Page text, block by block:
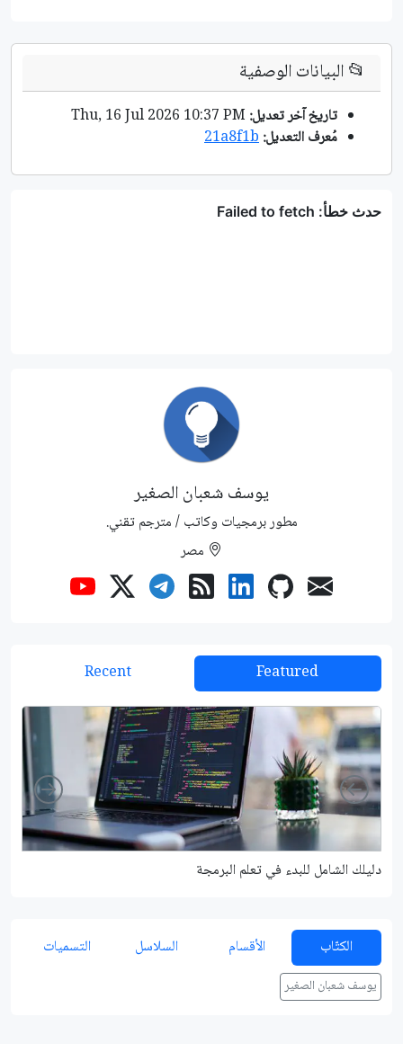
📂البيانات الوصفية
تاريخ آخر تعديل:
مُعرف التعديل:21a8f1b
يوسف شعبان الصغير
مطور برمجيات وكاتب / مترجم تقني.
مصر
Featured
Recent
دليلك الشامل للبدء في تعلم البرمجة
Left
الكتّاب الأقسام السلاسل التسميات
يوسف شعبان الصغير